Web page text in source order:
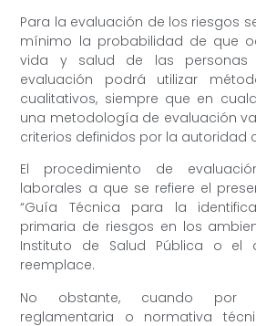
Para la evaluación de los riesgos
mínimo la probabilidad de que
vida y salud de las personas
evaluación podrá utilizar
cualitativos, siempre que en
una metodología de evaluación
criterios definidos por la autoridad
El procedimiento de
laborales a que se refiere el
“Guía Técnica para la
primaria de riesgos en los
Instituto de Salud Pública o el
reemplace.
No obstante, cuando por
reglamentaria o normativa